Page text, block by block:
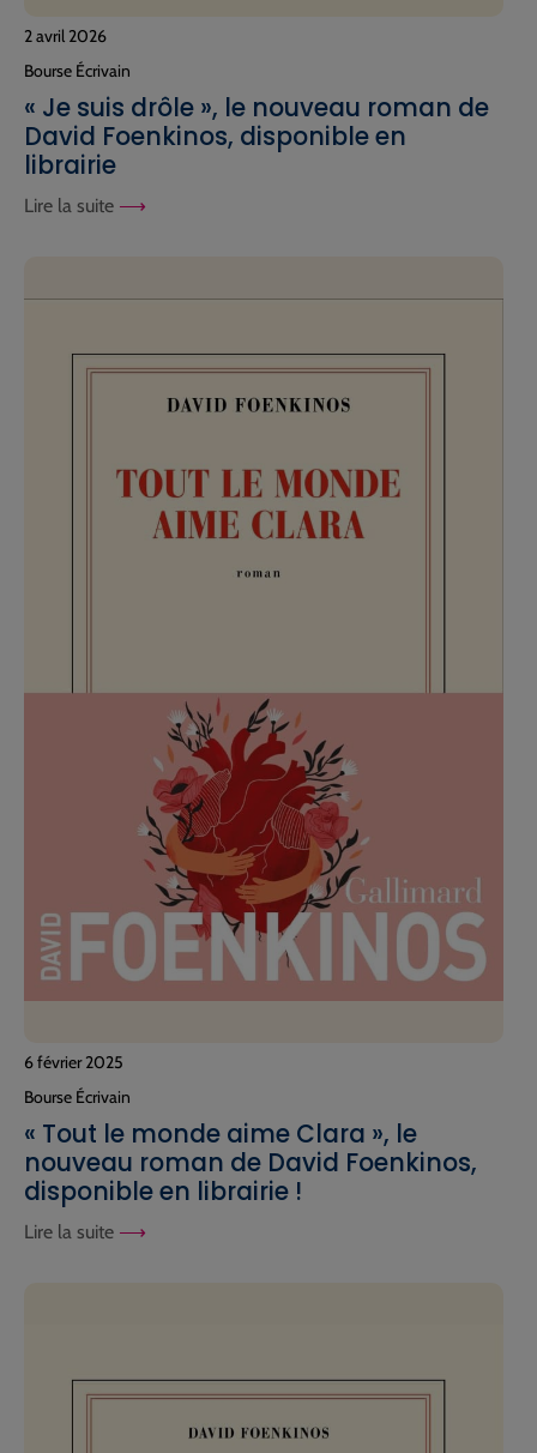
2 avril 2026
Bourse Écrivain
« Je suis drôle », le nouveau roman de
David Foenkinos, disponible en
librairie
Lire la suite
6 février 2025
Bourse Écrivain
« Tout le monde aime Clara », le
nouveau roman de David Foenkinos,
disponible en librairie !
Lire la suite